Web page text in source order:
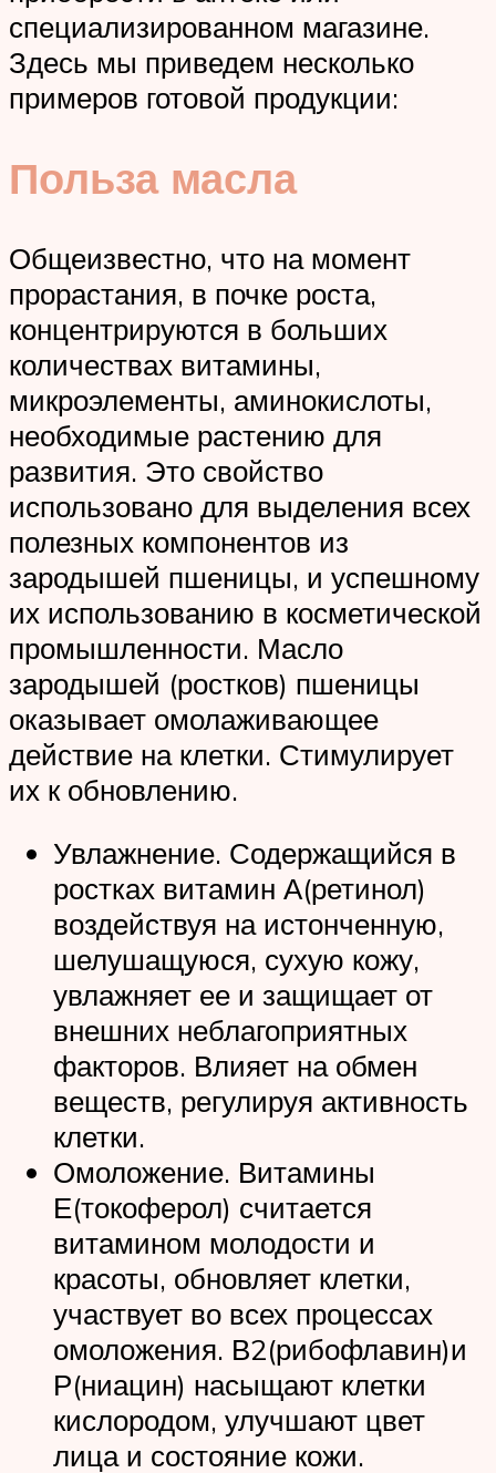
специализированном магазине.
Здесь мы приведем несколько
примеров готовой продукции:
Польза масла
Общеизвестно, что на момент
прорастания, в почке роста,
концентрируются в больших
количествах витамины,
микроэлементы, аминокислоты,
необходимые растению для
развития. Это свойство
использовано для выделения всех
полезных компонентов из
зародышей пшеницы, и успешному
их использованию в косметической
промышленности. Масло
зародышей (ростков) пшеницы
оказывает омолаживающее
действие на клетки. Стимулирует
их к обновлению.
Увлажнение. Содержащийся в
ростках витамин А(ретинол)
воздействуя на истонченную,
шелушащуюся, сухую кожу,
увлажняет ее и защищает от
внешних неблагоприятных
факторов. Влияет на обмен
веществ, регулируя активность
клетки.
Омоложение. Витамины
Е(токоферол) считается
витамином молодости и
красоты, обновляет клетки,
участвует во всех процессах
омоложения. В2(рибофлавин)и
Р(ниацин) насыщают клетки
кислородом, улучшают цвет
лица и состояние кожи.